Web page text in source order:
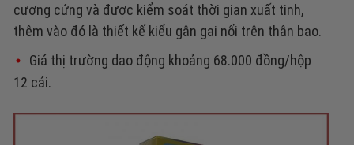
cương cứng và được kiểm soát thời gian xuất tinh,
thêm vào đó là thiết kế kiểu gân gai nổi trên thân bao.
Giá thị trường dao động khoảng 68.000 đồng/hộp
12 cái.